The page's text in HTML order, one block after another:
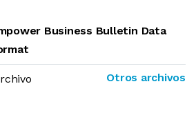
Business Bulletin Data
Otros archivos